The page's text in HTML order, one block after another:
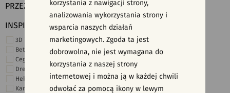
PRZEZNACZENIE
INSPIRACJE
3D i struktury
Beton
Cegiełki
Drewno
Heksagonalne
Kamień
korzystania z nawigacji strony,
analizowania wykorzystania strony i
wsparcia naszych działań
marketingowych. Zgoda ta jest
dobrowolna, nie jest wymagana do
korzystania z naszej strony
internetowej i można ją w każdej chwili
odwołać za pomocą ikony w lewym